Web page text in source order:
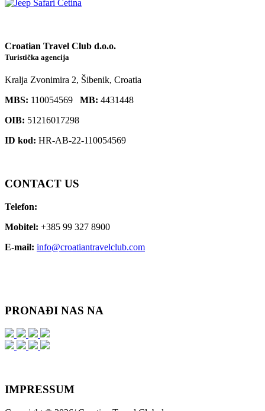
Croatian Travel Club d.o.o.
Turistička agencija
Kralja Zvonimira 2, Šibenik, Croatia
MBS: 110054569 MB: 4431448
OIB: 51216017298
ID kod: HR-AB-22-110054569
CONTACT US
Telefon:
Mobitel: +385 99 327 8900
E-mail: info@croatiantravelclub.com
PRONAĐI NAS NA
IMPRESSUM